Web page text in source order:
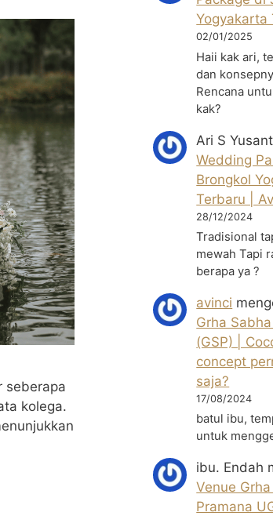
seberapa
kolega.
Yogyakarta
02/01/2025
Haii kak ari,
dan
Rencana
kak?
Ari S Yusant
Wedding
Brongkol
Terbaru |
28/12/2024
Tradisional
mewah Tapi
berapa ya ?
avinci
Grha
(GSP) |
concept
saja?
17/08/2024
batul ibu,
untuk
ibu. Endah
Venue
Pramana